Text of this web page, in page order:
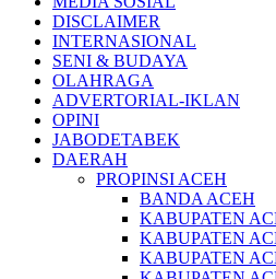
DISCLAIMER
INTERNASIONAL
SENI & BUDAYA
OLAHRAGA
ADVERTORIAL-IKLAN
OPINI
JABODETABEK
DAERAH
PROPINSI ACEH
BANDA ACEH
KABUPATEN
KABUPATEN
KABUPATEN